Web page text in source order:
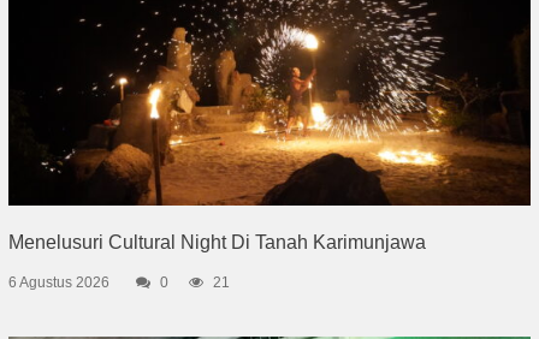
Menelusuri Cultural Night Di Tanah Karimunjawa
6 Agustus 2026 0 21